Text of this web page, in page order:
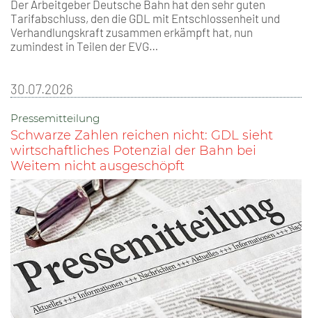
Der Arbeitgeber Deutsche Bahn hat den sehr guten
Tarifabschluss, den die GDL mit Entschlossenheit und
Verhandlungskraft zusammen erkämpft hat, nun
zumindest in Teilen der EVG…
30.07.2026
Pressemitteilung
Schwarze Zahlen reichen nicht: GDL sieht
wirtschaftliches Potenzial der Bahn bei
Weitem nicht ausgeschöpft